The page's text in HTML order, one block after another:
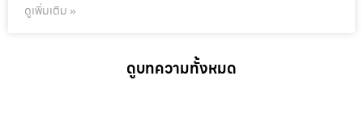
ดูเพิ่มเติม »
ดูบทความทั้งหมด